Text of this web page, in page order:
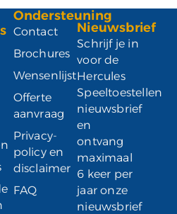
Ondersteuning
Contact
Brochures
Wensenlijst
Offerte
aanvraag
Privacy-
policy en
disclaimer
FAQ
Nieuwsbrief
Schrijf je in
voor de
Hercules
Speeltoestellen
nieuwsbrief
en
ontvang
maximaal
6 keer per
jaar onze
nieuwsbrief